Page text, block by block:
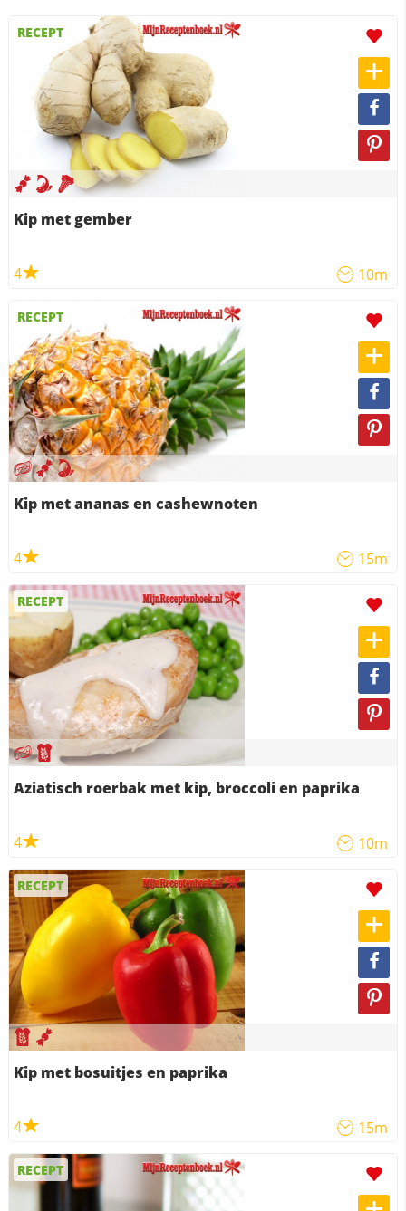
RECEPT
Kip met gember
4 10m
RECEPT
Kip met ananas en cashewnoten
4 15m
RECEPT
Aziatisch roerbak met kip, broccoli en paprika
4 10m
RECEPT
Kip met bosuitjes en paprika
4 15m
RECEPT